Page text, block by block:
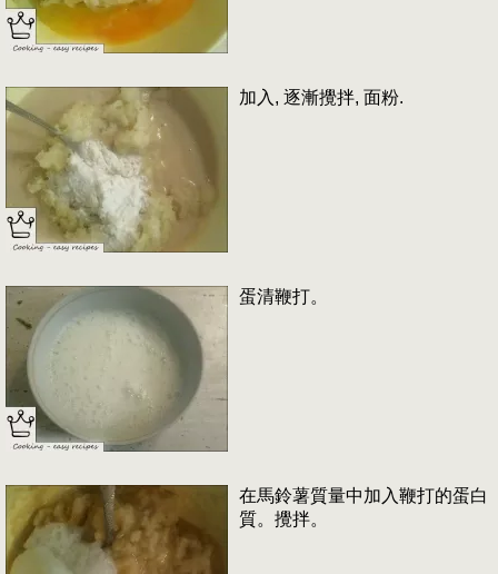
加入, 逐漸攪拌, 面粉.
蛋清鞭打。
在馬鈴薯質量中加入鞭打的蛋白
質。攪拌。